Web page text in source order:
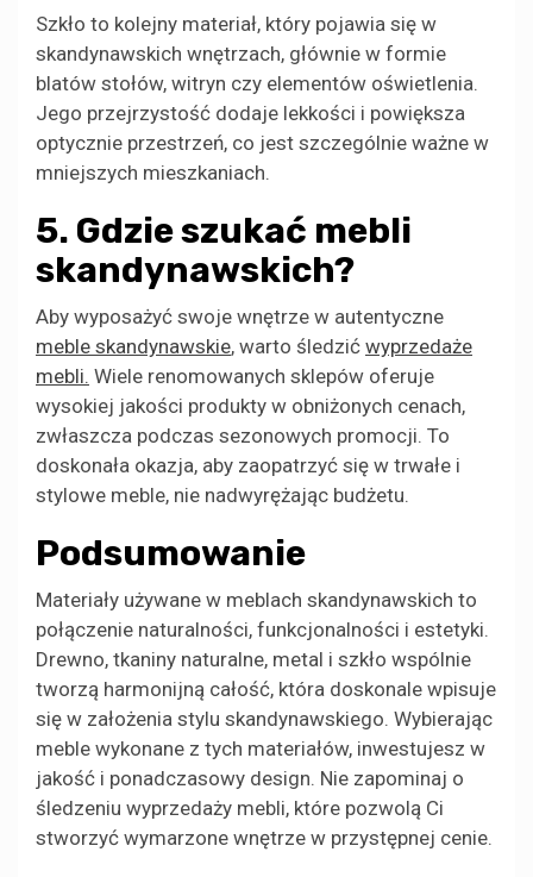
Szkło to kolejny materiał, który pojawia się w
skandynawskich wnętrzach, głównie w formie
blatów stołów, witryn czy elementów oświetlenia.
Jego przejrzystość dodaje lekkości i powiększa
optycznie przestrzeń, co jest szczególnie ważne w
mniejszych mieszkaniach.
5. Gdzie szukać mebli
skandynawskich?
Aby wyposażyć swoje wnętrze w autentyczne
meble skandynawskie, warto śledzić wyprzedaże
mebli. Wiele renomowanych sklepów oferuje
wysokiej jakości produkty w obniżonych cenach,
zwłaszcza podczas sezonowych promocji. To
doskonała okazja, aby zaopatrzyć się w trwałe i
stylowe meble, nie nadwyrężając budżetu.
Podsumowanie
Materiały używane w meblach skandynawskich to
połączenie naturalności, funkcjonalności i estetyki.
Drewno, tkaniny naturalne, metal i szkło wspólnie
tworzą harmonijną całość, która doskonale wpisuje
się w założenia stylu skandynawskiego. Wybierając
meble wykonane z tych materiałów, inwestujesz w
jakość i ponadczasowy design. Nie zapominaj o
śledzeniu wyprzedaży mebli, które pozwolą Ci
stworzyć wymarzone wnętrze w przystępnej cenie.